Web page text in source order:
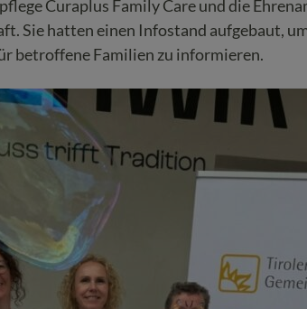
Curaplus Family Care und die
Sie hatten einen Infostand aufgebaut,
betroffene Familien zu informieren.